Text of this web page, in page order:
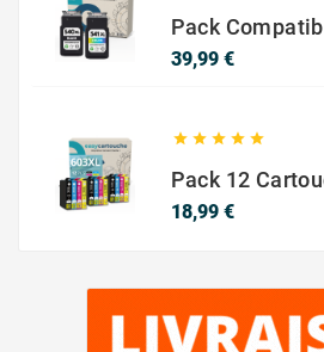
39,99 €Prix
    
18,99 €Prix